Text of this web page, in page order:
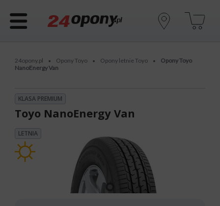
24opony.pl • Opony Toyo • Opony letnie Toyo •
Opony Toyo
NanoEnergy Van
KLASA PREMIUM
Toyo NanoEnergy Van
LETNIA